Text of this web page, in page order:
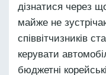
дізнатися через
майже не
співвітчизників
керувати
бюджетні